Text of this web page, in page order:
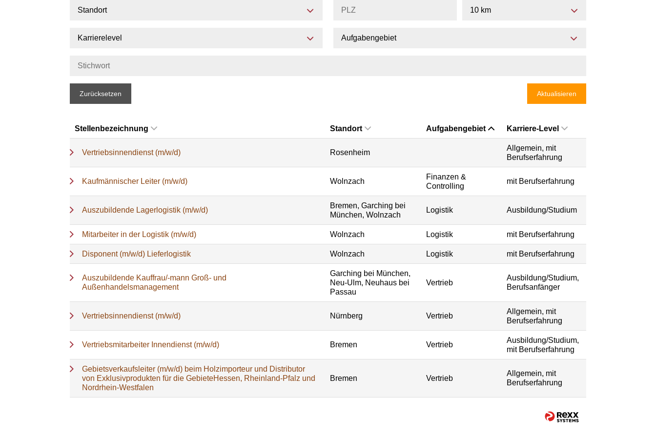
Standort 10 km
Karrierelevel Aufgabengebiet
Zurücksetzen Aktualisieren
Stellenbezeichnung Standort Aufgabengebiet Karriere-Level
Vertriebsinnendienst (m/w/d) Rosenheim
Allgemein, mit
Berufserfahrung
Kaufmännischer Leiter (m/w/d) Wolnzach
Finanzen &
Controlling
mit Berufserfahrung
Auszubildende Lagerlogistik (m/w/d)
Bremen, Garching bei
München, Wolnzach
Logistik Ausbildung/Studium
Mitarbeiter in der Logistik (m/w/d) Wolnzach Logistik mit Berufserfahrung
Disponent (m/w/d) Lieferlogistik Wolnzach Logistik mit Berufserfahrung
Auszubildende Kauffrau/-mann Groß- und
Außenhandelsmanagement
Garching bei München,
Neu-Ulm, Neuhaus bei
Passau
Vertrieb
Ausbildung/Studium,
Berufsanfänger
Vertriebsinnendienst (m/w/d) Nürnberg Vertrieb
Allgemein, mit
Berufserfahrung
Vertriebsmitarbeiter Innendienst (m/w/d) Bremen Vertrieb
Ausbildung/Studium,
mit Berufserfahrung
Gebietsverkaufsleiter (m/w/d) beim Holzimporteur und Distributor
von Exklusivprodukten für die GebieteHessen, Rheinland-Pfalz und
Nordrhein-Westfalen
Bremen Vertrieb
Allgemein, mit
Berufserfahrung